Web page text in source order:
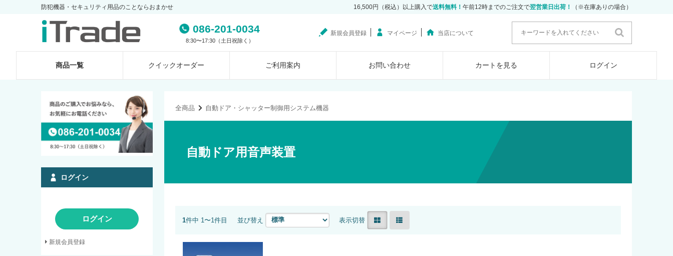
防犯機器・セキュリティ用品のことならおまかせ 16,500円（税込）以上購入で送料無料！ 午前12時までのご注文で翌営業日出荷！ （※在庫ありの場合）
086-201-0034
8:30〜17:30（土日祝除く）
新規会員登録 マイページ 当店について
商品一覧 クイックオーダー ご利用案内 お問い合わせ カートを見る ログイン
全商品 自動ドア・シャッター制御用システム機器
自動ドア用音声装置
1件中 1〜1件目 並び替え 表示切替
ログイン
ログイン
新規会員登録